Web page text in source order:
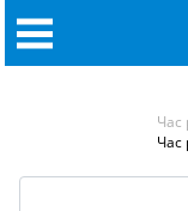
Час
Час